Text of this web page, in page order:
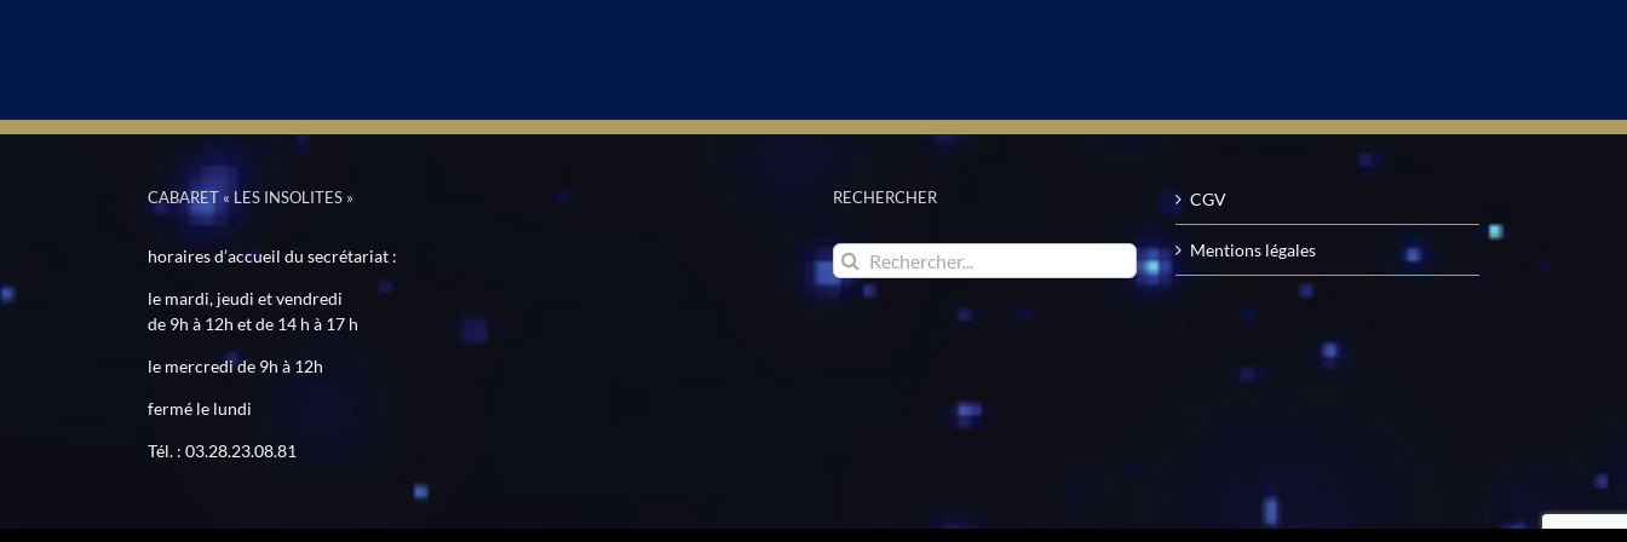
CABARET « LES INSOLITES »
horaires d’accueil du secrétariat :
le mardi, jeudi et vendredi
de 9h à 12h et de 14 h à 17 h
le mercredi de 9h à 12h
fermé le lundi
Tél. : 03.28.23.08.81
RECHERCHER
Rechercher
CGV
Mentions légales